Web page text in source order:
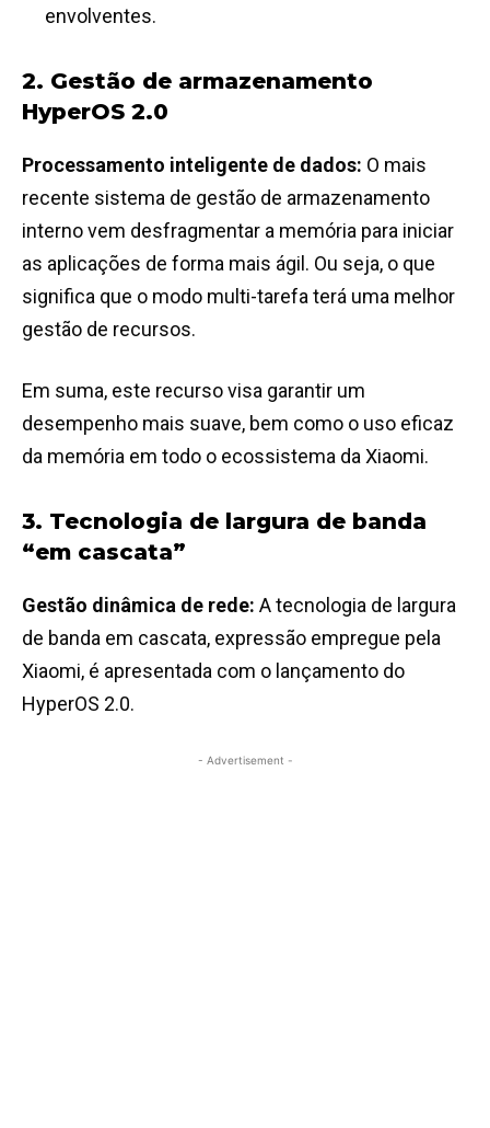
envolventes.
2. Gestão de armazenamento
HyperOS 2.0
Processamento inteligente de dados: O mais
recente sistema de gestão de armazenamento
interno vem desfragmentar a memória para iniciar
as aplicações de forma mais ágil. Ou seja, o que
significa que o modo multi-tarefa terá uma melhor
gestão de recursos.
Em suma, este recurso visa garantir um
desempenho mais suave, bem como o uso eficaz
da memória em todo o ecossistema da Xiaomi.
3. Tecnologia de largura de banda
“em cascata”
Gestão dinâmica de rede: A tecnologia de largura
de banda em cascata, expressão empregue pela
Xiaomi, é apresentada com o lançamento do
HyperOS 2.0.
- Advertisement -